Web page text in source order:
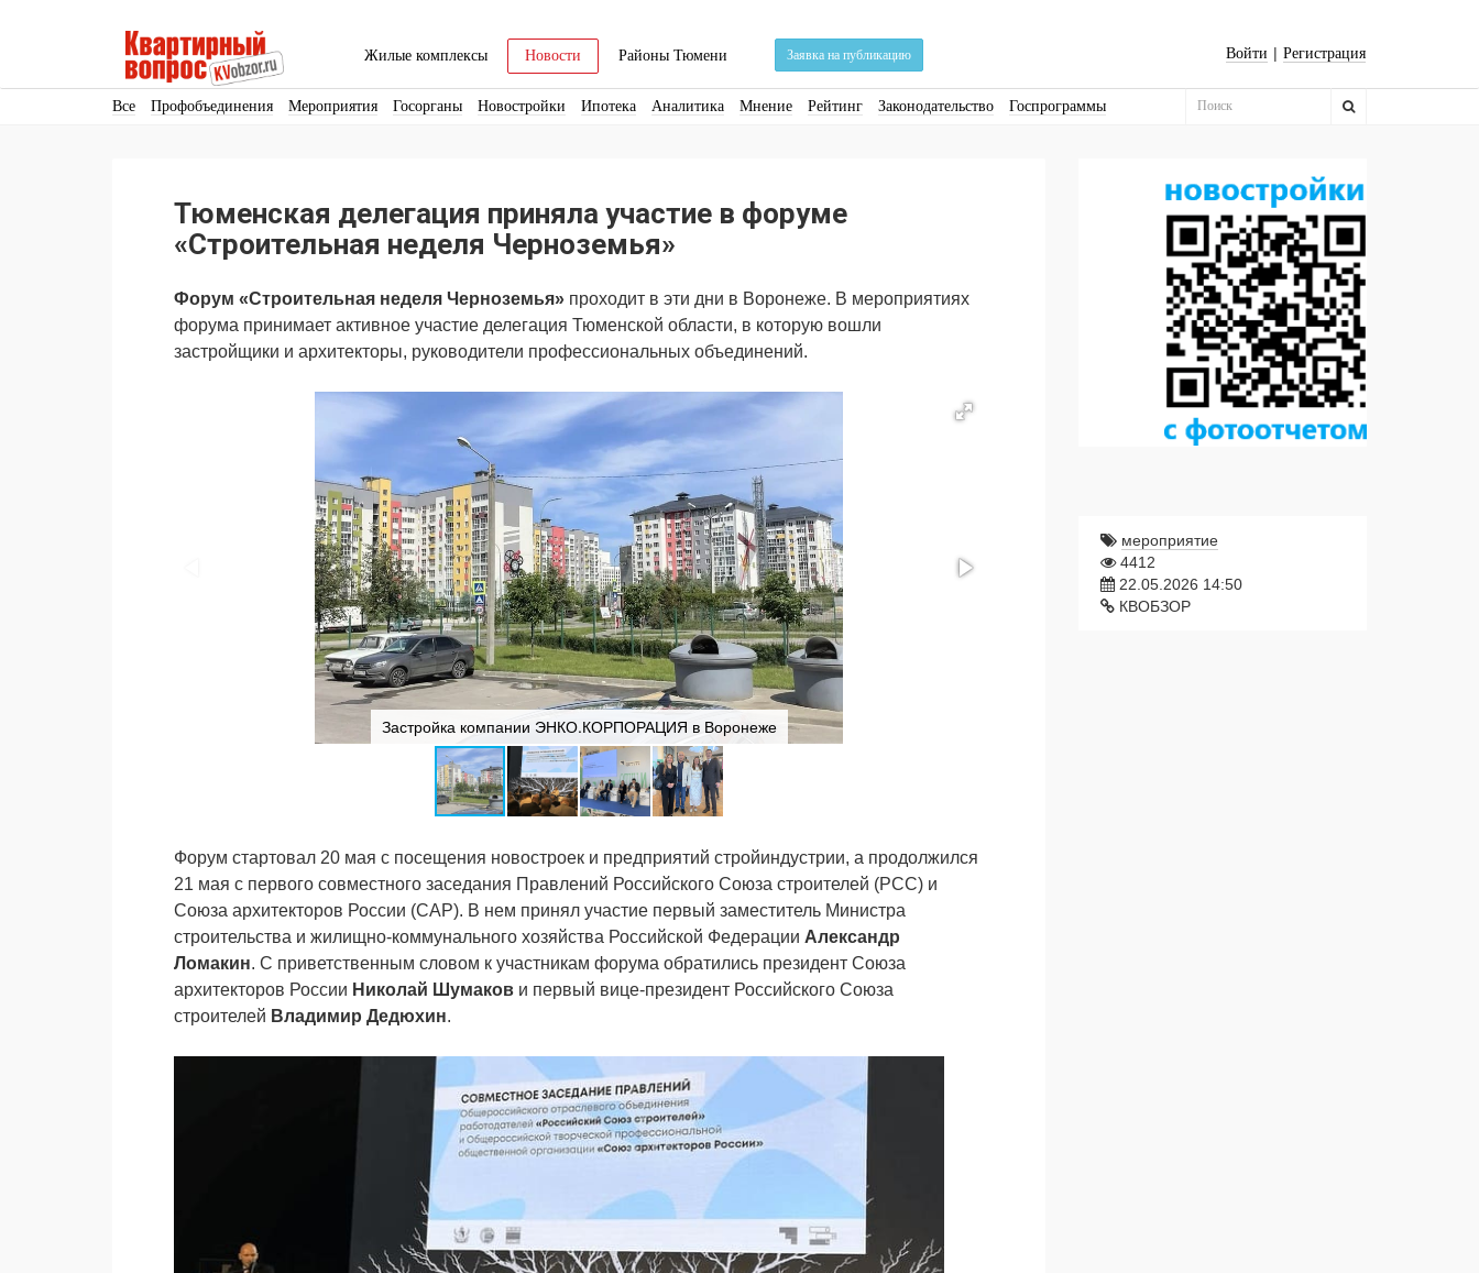
Жилые комплексы Новости Районы Тюмени Заявка на публикацию Войти | Регистрация
Все Профобъединения Мероприятия Госорганы Новостройки Ипотека Аналитика Мнение Рейтинг Законодательство Госпрограммы
Тюменская делегация приняла участие в форуме
«Строительная неделя Черноземья»
Форум «Строительная неделя Черноземья» проходит в эти дни в Воронеже. В мероприятиях
форума принимает активное участие делегация Тюменской области, в которую вошли
застройщики и архитекторы, руководители профессиональных объединений.
Застройка компании ЭНКО.КОРПОРАЦИЯ в Воронеже
Форум стартовал 20 мая с посещения новостроек и предприятий стройиндустрии, а продолжился
21 мая с первого совместного заседания Правлений Российского Союза строителей (РСС) и
Союза архитекторов России (САР). В нем принял участие первый заместитель Министра
строительства и жилищно-коммунального хозяйства Российской Федерации Александр
Ломакин. С приветственным словом к участникам форума обратились президент Союза
архитекторов России Николай Шумаков и первый вице-президент Российского Союза
строителей Владимир Дедюхин.
мероприятие
4412
22.05.2026 14:50
КВОБЗОР